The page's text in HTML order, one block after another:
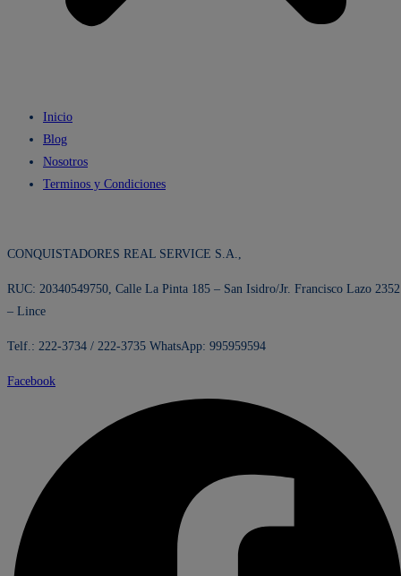
Inicio
Blog
Nosotros
Terminos y Condiciones
CONQUISTADORES REAL SERVICE S.A.,
RUC: 20340549750, Calle La Pinta 185 – San Isidro/Jr. Francisco Lazo 2352
– Lince
Telf.: 222-3734 / 222-3735 WhatsApp: 995959594
Facebook